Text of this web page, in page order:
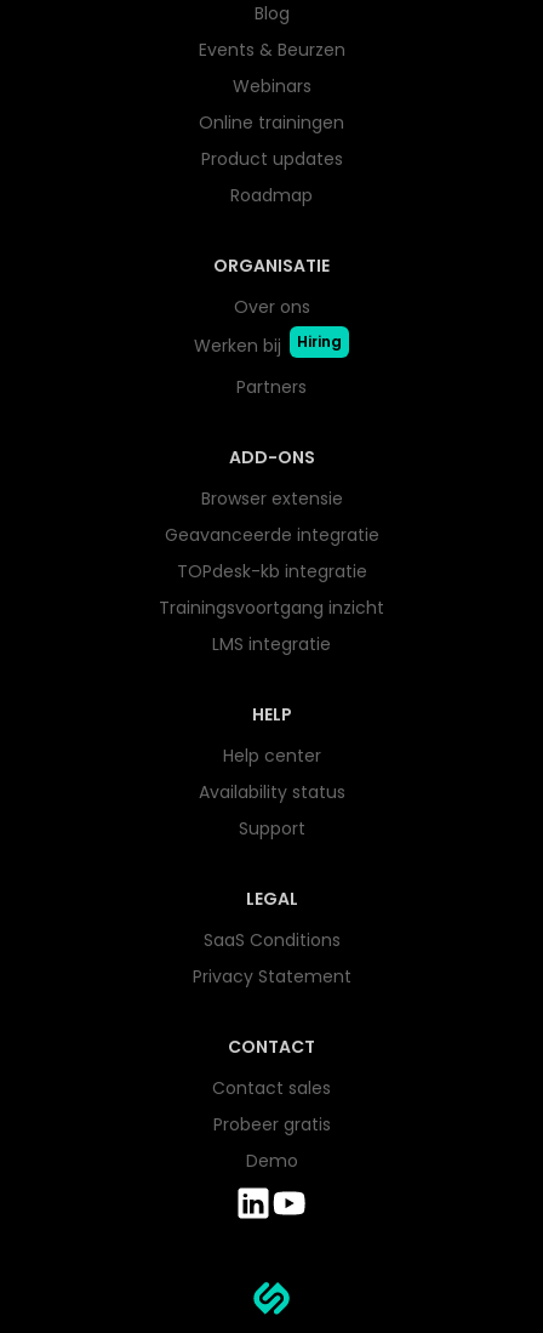
Blog
Events & Beurzen
Webinars
Online trainingen
Product updates
Roadmap
ORGANISATIE
Over ons
Werken bij
Hiring
Partners
ADD-ONS
Browser extensie
Geavanceerde integratie
TOPdesk-kb integratie
Trainingsvoortgang inzicht
LMS integratie
HELP
Help center
Availability status
Support
LEGAL
SaaS Conditions
Privacy Statement
CONTACT
Contact sales
Probeer gratis
Demo